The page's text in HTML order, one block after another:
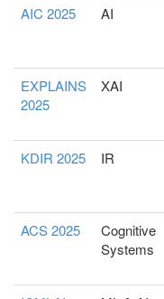
AIC 2025 AI
EXPLAINS
2025
XAI
KDIR 2025 IR
ACS 2025
Cognitive
Systems